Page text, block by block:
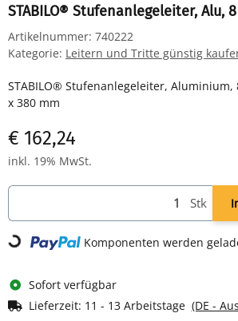
STABILO® Stufenanlegeleiter, Alu,
Artikelnummer: 740222
Kategorie: Leitern und Tritte günstig
STABILO® Stufenanlegeleiter, Aluminium,
x 380 mm
€ 162,24
inkl. 19% MwSt.
Stk
Loading... Komponenten werden
Sofort verfügbar
Lieferzeit: 11 - 13 Arbeitstage (DE -